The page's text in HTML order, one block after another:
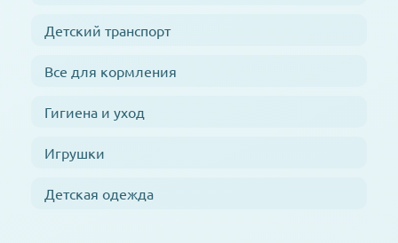
Детский транспорт
Все для кормления
Гигиена и уход
Игрушки
Детская одежда